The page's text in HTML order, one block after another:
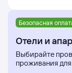
Безопасная
Отели и
Выбирайте
проживания